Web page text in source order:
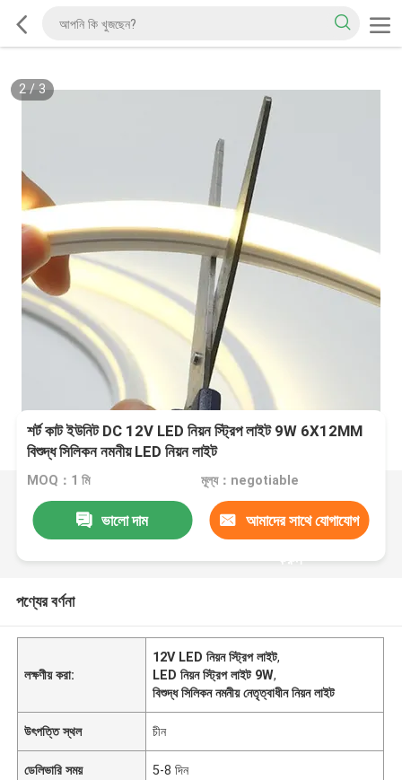
2/ 3
শর্ট কাট ইউনিট DC 12V LED নিয়ন স্ট্রিপ লাইট 9W 6X12MM
বিশুদ্ধ সিলিকন নমনীয় LED নিয়ন লাইট
MOQ：1 মি মূল্য：negotiable
ভালো দাম আমাদের সাথে যোগাযোগ
করুন
পণ্যের বর্ণনা
লক্ষণীয় করা:
12V LED নিয়ন স্ট্রিপ লাইট,
LED নিয়ন স্ট্রিপ লাইট 9W,
বিশুদ্ধ সিলিকন নমনীয় নেতৃত্বাধীন নিয়ন লাইট
উৎপত্তি স্থল চীন
ডেলিভারি সময় 5-8 দিন